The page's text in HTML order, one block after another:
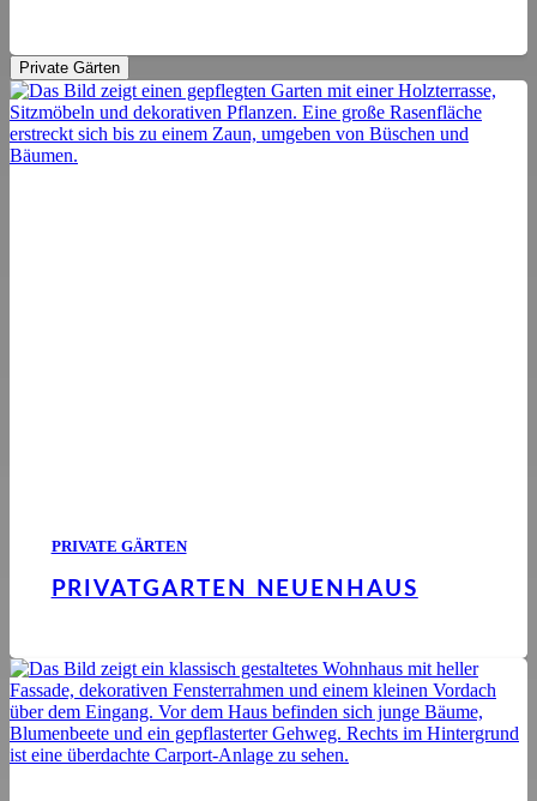
Private Gärten
PRIVATE GÄRTEN
PRIVATGARTEN NEUENHAUS